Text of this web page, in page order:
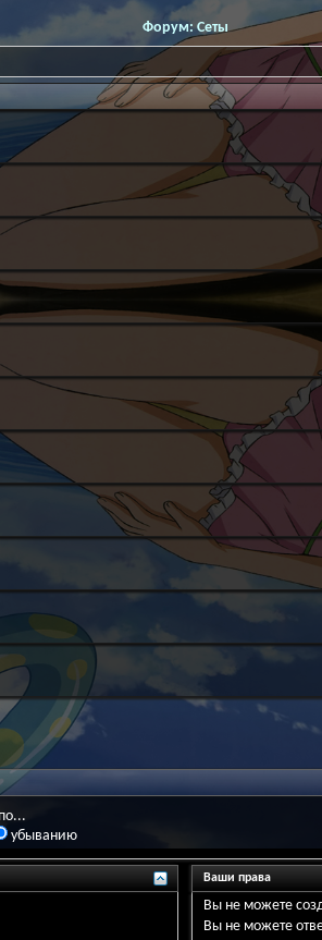
Форум:Сеты
убыванию
Ваши права
Вы не можете
Вы не можете